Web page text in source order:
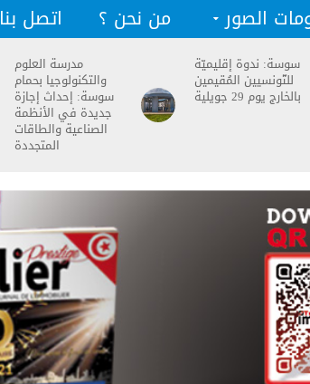
الصور من نحن ؟ اتصل بنا
سوسة: ندوة إقليميّة
للتّونسيين المُقيمين
بالخارج يوم 29 جويلية
مدرسة العلوم
والتكنولوجيا بحمام
سوسة: إحداث إجازة
جديدة في الأنظمة
الصناعية والطاقات
المتجددة